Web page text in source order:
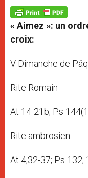
p
p
g
e
r
o
k
« Aimez »: un
croix:
V Dimanche de
Rite Romain
At 14-21b; Ps
Rite ambrosien
At 4,32-37; Ps 132;